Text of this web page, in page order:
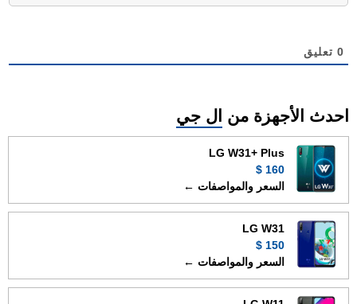
0 تعليق
احدث الأجهزة من ال جي
LG W31+ Plus
160 $
السعر والمواصفات ←
LG W31
150 $
السعر والمواصفات ←